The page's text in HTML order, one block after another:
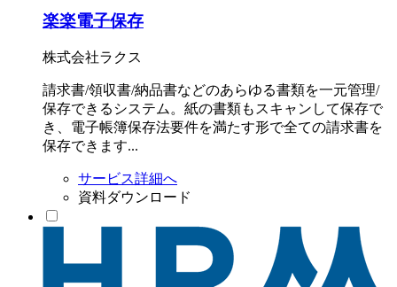
楽楽電子保存
株式会社ラクス
請求書/領収書/納品書などのあらゆる書類を一元管理/
保存できるシステム。紙の書類もスキャンして保存で
き、電子帳簿保存法要件を満たす形で全ての請求書を
保存できます...
サービス詳細へ
資料ダウンロード